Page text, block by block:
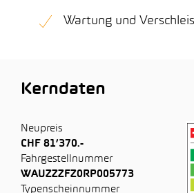
Wartung und
Kerndaten
Neupreis
CHF 81’370.-
Fahrgestellnummer
WAUZZZFZ0RP005773
Typenscheinnummer